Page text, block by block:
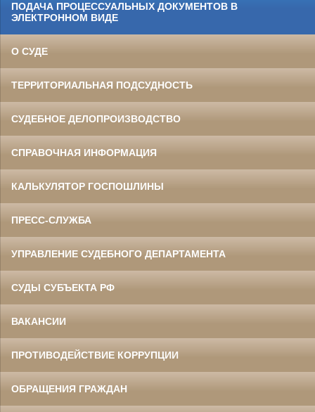
ПОДАЧА ПРОЦЕССУАЛЬНЫХ ДОКУМЕНТОВ В
ЭЛЕКТРОННОМ ВИДЕ
О СУДЕ
ТЕРРИТОРИАЛЬНАЯ ПОДСУДНОСТЬ
СУДЕБНОЕ ДЕЛОПРОИЗВОДСТВО
СПРАВОЧНАЯ ИНФОРМАЦИЯ
КАЛЬКУЛЯТОР ГОСПОШЛИНЫ
ПРЕСС-СЛУЖБА
УПРАВЛЕНИЕ СУДЕБНОГО ДЕПАРТАМЕНТА
СУДЫ СУБЪЕКТА РФ
ВАКАНСИИ
ПРОТИВОДЕЙСТВИЕ КОРРУПЦИИ
ОБРАЩЕНИЯ ГРАЖДАН